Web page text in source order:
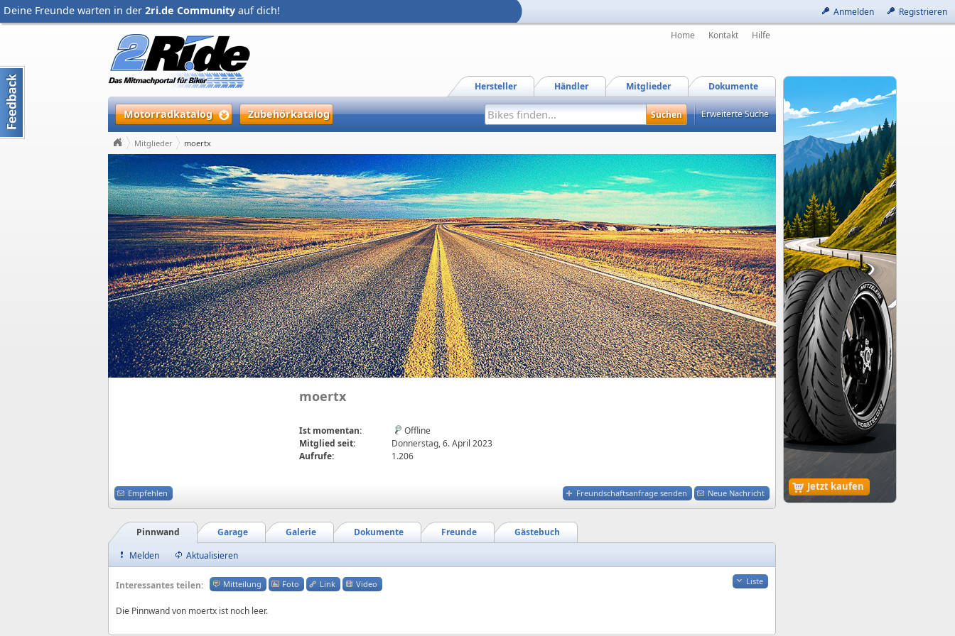
Anmelden Registrieren
Deine Freunde warten in der 2ri.de Community auf dich!
Jetzt kaufen
Home Kontakt Hilfe
Dokumente
Mitglieder
Händler
Hersteller
Motorradkatalog Zubehörkatalog Erweiterte Suche
Mitglieder moertx
moertx
Ist momentan:
Offline
Mitglied seit:
Donnerstag, 6. April 2023
Aufrufe:
1.206
Freundschaftsanfrage senden Neue Nachricht
Empfehlen
Gästebuch
Freunde
Dokumente
Galerie
Garage
Pinnwand
Melden
Aktualisieren
Liste
Interessantes teilen: Mitteilung Foto Link Video
Die Pinnwand von moertx ist noch leer.